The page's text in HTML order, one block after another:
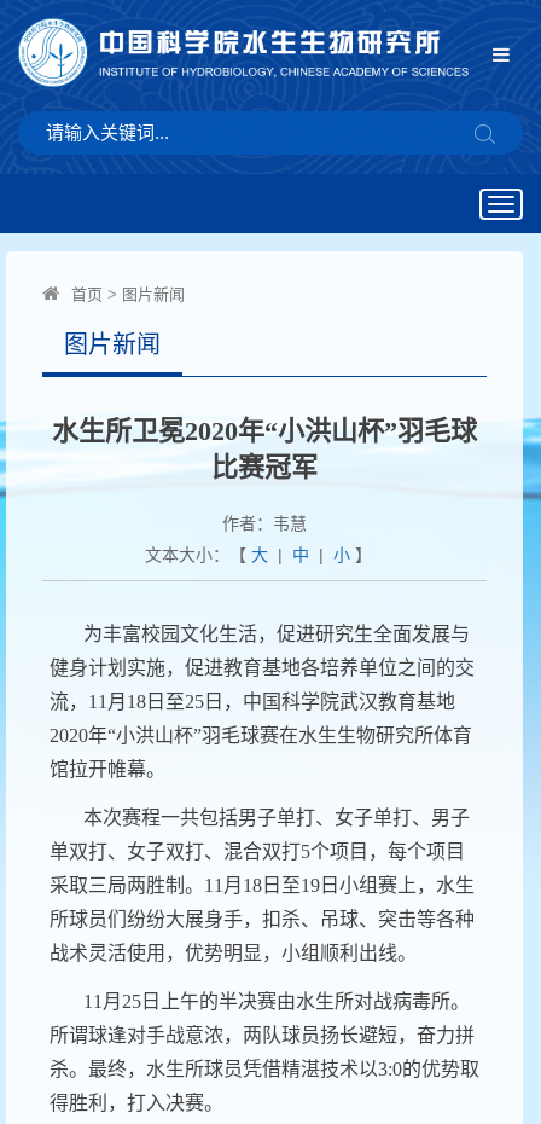
首页 > 图片新闻
图片新闻
水生所卫冕2020年“小洪山杯”羽毛球
比赛冠军
作者：韦慧
文本大小：【 大| 中 | 小】
为丰富校园文化生活，促进研究生全面发展与
健身计划实施，促进教育基地各培养单位之间的交
流， 11月 18 日至25 日，中国科学院武汉教育基地
2020年“小洪山杯”羽毛球赛在水生生物研究所体育
馆拉开帷幕。
本次赛程一共包括男子单打、女子单打、男子
单双打、女子双打、混合双打 5个项目，每个项目
采取三局两胜制。 11月 18 日至19 日小组赛上，水生
所球员们纷纷大展身手，扣杀、吊球、突击等各种
战术灵活使用，优势明显，小组顺利出线。
11月 25 日上午的半决赛由水生所对战病毒所。
所谓球逢对手战意浓，两队球员扬长避短，奋力拼
杀。最终，水生所球员凭借精湛技术以3:0的优势取
得胜利，打入决赛。